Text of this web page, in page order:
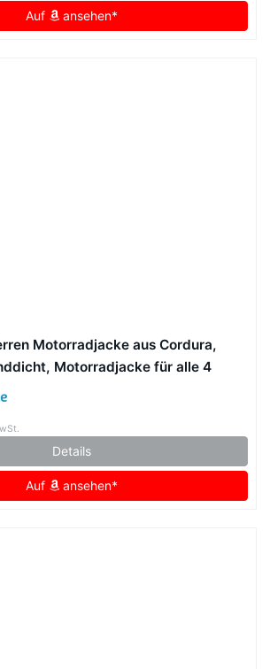
Auf ansehen*
Motorradjacke aus Cordura,
Motorradjacke für alle 4
herausnehmbarem Thermofutter,
Details
Auf ansehen*